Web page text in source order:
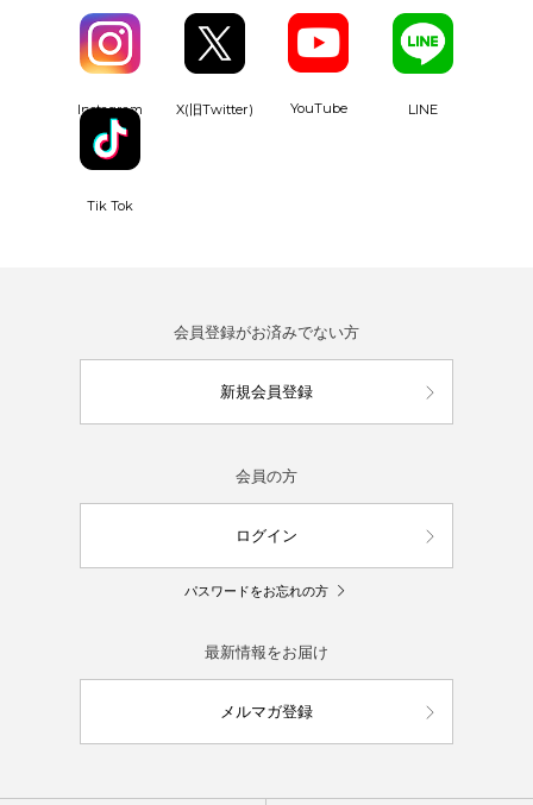
Instagram X(旧Twitter) YouTube LINE
Tik Tok
会員登録がお済みでない方
新規会員登録
会員の方
ログイン
パスワードをお忘れの方
最新情報をお届け
メルマガ登録